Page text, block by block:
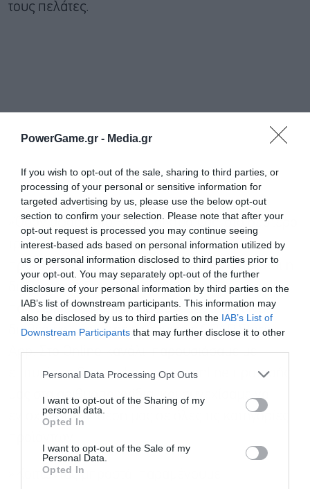
PowerGame.gr - Media.gr
If you wish to opt-out of the sale, sharing to third parties, or
processing of your personal or sensitive information for
targeted advertising by us, please use the below opt-out
section to confirm your selection. Please note that after your
opt-out request is processed you may continue seeing
interest-based ads based on personal information utilized by
us or personal information disclosed to third parties prior to
your opt-out. You may separately opt-out of the further
disclosure of your personal information by third parties on the
IAB’s list of downstream participants. This information may
also be disclosed by us to third parties on the IAB’s List of
Downstream Participants that may further disclose it to other
Personal Data Processing Opt Outs
I want to opt-out of the Sharing of my
personal data.
Opted In
I want to opt-out of the Sale of my
Personal Data.
Opted In
τους πελάτες.
»Όσον αφορά στο Retail δίκτυό μας, στο δεύτερο
τρίμηνο του 2023 ξεχώρισαν η ανανεωμένη
πρόταση μας για το Πάμε Στοίχημα, καθώς και η
διάθεση του Free Win, του πρώτου δωρεάν
παιχνιδιού των πρακτορείων μας, που είναι
διαθέσιμο μέσω της εφαρμογής OPAP Store
App. Στο Online κανάλι, παρουσιάσαμε με
επιτυχία το Opaponline.gr, την online πρότασής
μας στα αριθμοπαιχνίδια, και συνεχίσαμε να
ενισχύουμε τη θέση μας σε όλες τις κατηγορίες
»Κοιτώντας μπροστά, παραμένουμε
Εγγραφή στο
και την πολιτική απορρήτου